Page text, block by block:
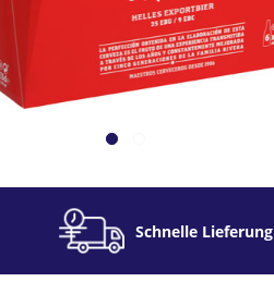
Schnelle Lieferung